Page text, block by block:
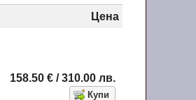
Цена
158.50€ / 310.00лв.